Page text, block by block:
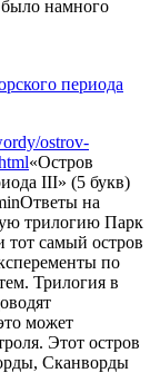
намного
ostrov-
«Остров
III» (5 букв)
Ответы на
трилогию Парк
тот самый остров
по
Трилогия в
может
Этот остров
Сканворды